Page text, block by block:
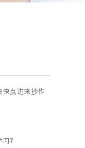
快点进来抄作
习?